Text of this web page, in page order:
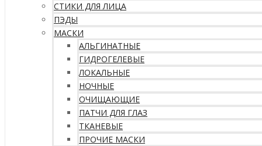
СТИКИ ДЛЯ ЛИЦА
ПЭДЫ
МАСКИ
АЛЬГИНАТНЫЕ
ГИДРОГЕЛЕВЫЕ
ЛОКАЛЬНЫЕ
НОЧНЫЕ
ОЧИЩАЮЩИЕ
ПАТЧИ ДЛЯ ГЛАЗ
ТКАНЕВЫЕ
ПРОЧИЕ МАСКИ